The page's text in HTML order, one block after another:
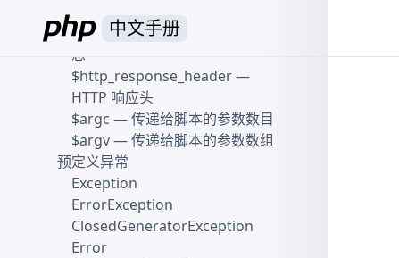
中文手册
$php_errormsg— 前一个错误信
息
$http_response_header—
HTTP 响应头
$argc — 传递给脚本的参数数目
$argv— 传递给脚本的参数数组
预定义异常
Exception
ErrorException
ClosedGeneratorException
Error